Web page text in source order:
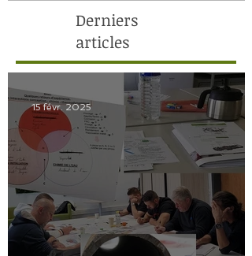
Derniers
articles
15 févr. 2025